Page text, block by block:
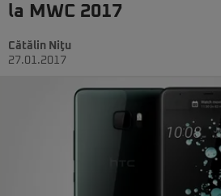
la MWC 2017
Cătălin Niţu
27.01.2017